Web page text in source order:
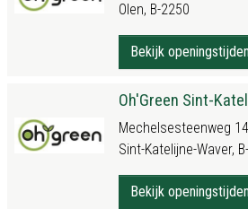
Olen, B-2250
Bekijk openingstijden
Oh'Green Sint-
Mechelsesteenweg
Sint-Katelijne-Waver,
Bekijk openingstijden